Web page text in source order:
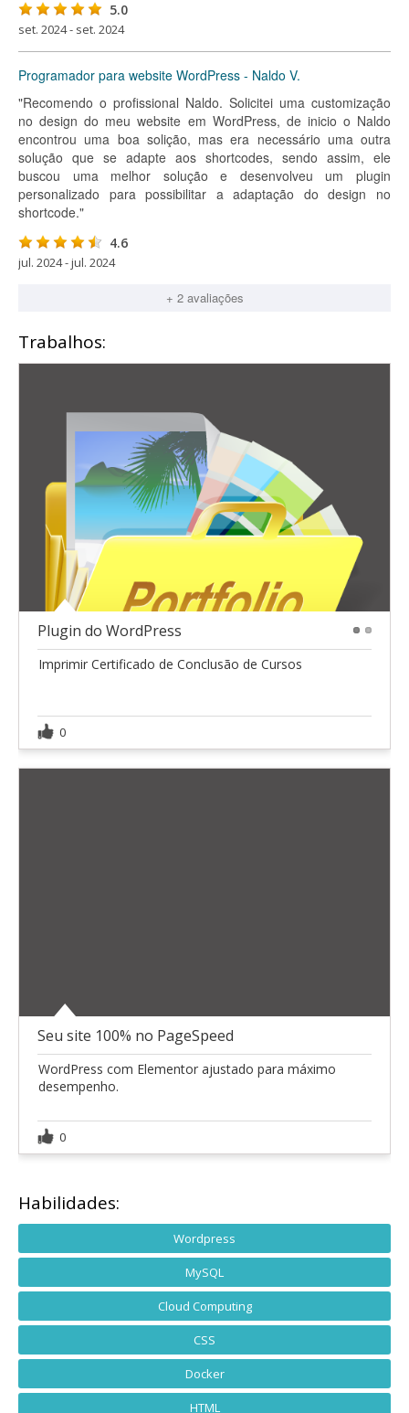
5.0
set. 2024 - set. 2024
Programador para website WordPress - Naldo V.
"Recomendo o profissional Naldo. Solicitei uma customização
no design do meu website em WordPress, de inicio o Naldo
encontrou uma boa solição, mas era necessário uma outra
solução que se adapte aos shortcodes, sendo assim, ele
buscou uma melhor solução e desenvolveu um plugin
personalizado para possibilitar a adaptação do design no
shortcode."
4.6
jul. 2024 - jul. 2024
+ 2 avaliações
Trabalhos:
Plugin do WordPress
Imprimir Certificado de Conclusão de Cursos
0
Seu site 100% no PageSpeed
WordPress com Elementor ajustado para máximo
desempenho.
0
Habilidades:
Wordpress
MySQL
Cloud Computing
CSS
Docker
HTML